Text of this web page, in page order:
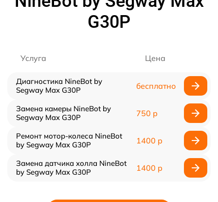
G30P
Услуга Цена
Диагностика NineBot by
Segway Max G30P
бесплатно
Замена камеры NineBot by
Segway Max G30P
750 р
Ремонт мотор-колеса NineBot
by Segway Max G30P
1400 р
Замена датчика холла NineBot
by Segway Max G30P
1400 р